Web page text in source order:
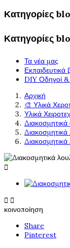
Κατηγορίες
Κατηγορίες
Τα νέα μας
Εκπαιδευτικά
DIY Οδηγοί &
Αρχική
🎨 Υλικά
Υλικά
Διακοσμητικά

 
κοινοποίηση
Share
Pinterest